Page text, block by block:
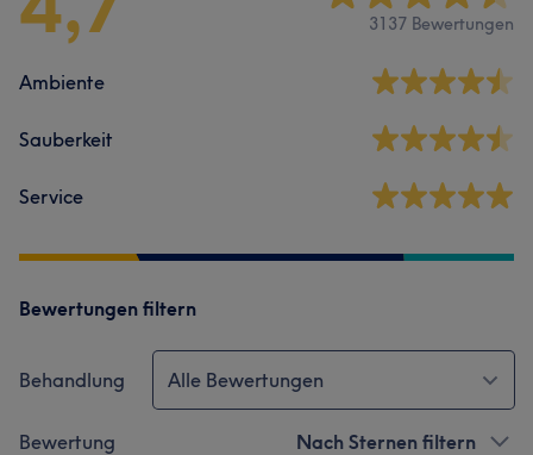
3137 Bewertungen
Ambiente
Sauberkeit
Service
Bewertungen filtern
Behandlung Alle Bewertungen
Bewertung Nach Sternen filtern